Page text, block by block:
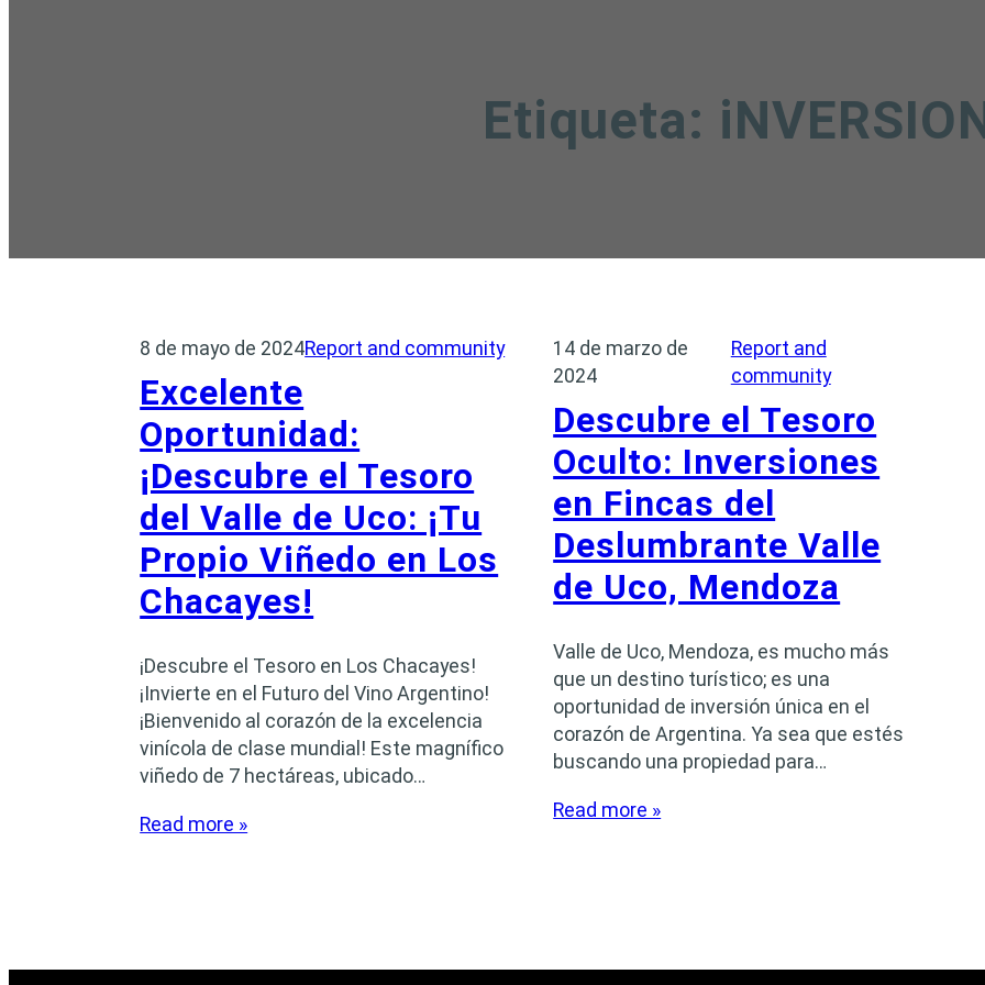
Etiqueta:
8 de mayo de 2024Report and community
Excelente
Oportunidad:
¡Descubre el Tesoro
del Valle de Uco: ¡Tu
Propio Viñedo en Los
Chacayes!
¡Descubre el Tesoro en Los Chacayes!
¡Invierte en el Futuro del Vino Argentino!
¡Bienvenido al corazón de la excelencia
vinícola de clase mundial! Este magnífico
viñedo de 7 hectáreas, ubicado…
Read more »
14 de marzo de
2024
Report and
community
Descubre el Tesoro
Oculto: Inversiones
en Fincas del
Deslumbrante Valle
de Uco, Mendoza
Valle de Uco, Mendoza, es mucho más
que un destino turístico; es una
oportunidad de inversión única en el
corazón de Argentina. Ya sea que estés
buscando una propiedad para…
Read more »